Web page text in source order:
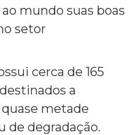
mundo suas boas
setor
cerca de 165
a
metade
de degradação.